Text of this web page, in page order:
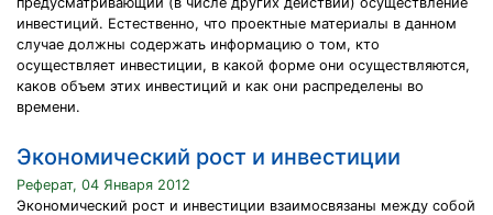
инвестиций. Естественно, что проектные материалы в данном
случае должны содержать информацию о том, кто
осуществляет инвестиции, в какой форме они осуществляются,
каков объем этих инвестиций и как они распределены во
времени.
Экономический рост и инвестиции
Реферат, 04 Января 2012
Экономический рост и инвестиции взаимосвязаны между собой